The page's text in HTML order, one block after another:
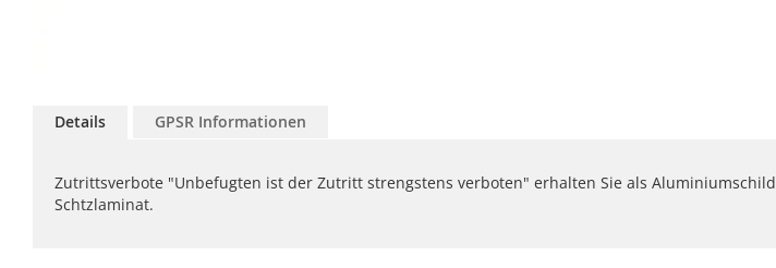
der
springen
Details
Zutrittsverbote "Unbefugten ist der Zutritt strengstens verboten" erhalten Sie als Aluminiumschild
Schtzlaminat.
GPSR Informationen